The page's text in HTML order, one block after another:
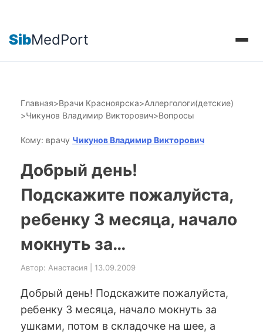
SibMedPort
Главная>Врачи Красноярска>Аллергологи(детские)
>Чикунов Владимир Викторович>Вопросы
Кому: врачу Чикунов Владимир Викторович
Добрый день!
Подскажите пожалуйста,
ребенку 3 месяца, начало
мокнуть за…
Автор: Анастасия | 13.09.2009
Добрый день! Подскажите пожалуйста,
ребенку 3 месяца, начало мокнуть за
ушками, потом в складочке на шее, а